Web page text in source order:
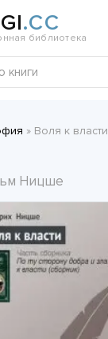
.CC
библиотека
» Воля к власти -
Ницше